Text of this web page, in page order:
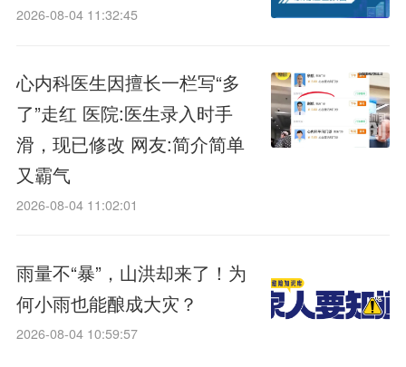
2026-08-04 11:32:45
心内科医生因擅长一栏写“多
了”走红 医院:医生录入时手
滑，现已修改 网友:简介简单
又霸气
2026-08-04 11:02:01
雨量不“暴”，山洪却来了！为
何小雨也能酿成大灾？
2026-08-04 10:59:57